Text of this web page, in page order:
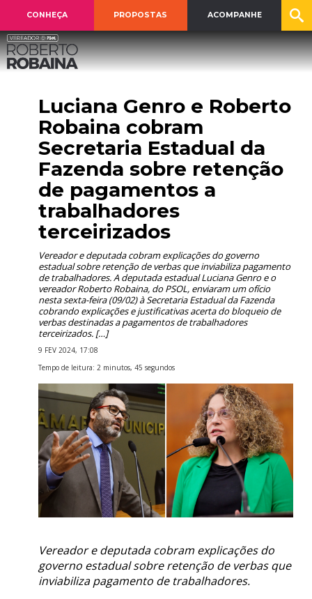
CONHEÇA PROPOSTAS ACOMPANHE
Luciana Genro e Roberto
Robaina cobram
Secretaria Estadual da
Fazenda sobre retenção
de pagamentos a
trabalhadores
terceirizados
Vereador e deputada cobram explicações do governo
estadual sobre retenção de verbas que inviabiliza pagamento
de trabalhadores. A deputada estadual Luciana Genro e o
vereador Roberto Robaina, do PSOL, enviaram um ofício
nesta sexta-feira (09/02) à Secretaria Estadual da Fazenda
cobrando explicações e justificativas acerta do bloqueio de
verbas destinadas a pagamentos de trabalhadores
terceirizados. […]
9 FEV 2024, 17:08
Tempo de leitura: 2 minutos, 45 segundos
Vereador e deputada cobram explicações do
governo estadual sobre retenção de verbas que
inviabiliza pagamento de trabalhadores.